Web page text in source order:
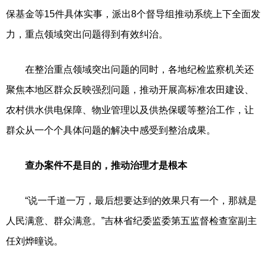
保基金等15件具体实事，派出8个督导组推动系统上下全面发
力，重点领域突出问题得到有效纠治。
在整治重点领域突出问题的同时，各地纪检监察机关还
聚焦本地区群众反映强烈问题，推动开展高标准农田建设、
农村供水供电保障、物业管理以及供热保暖等整治工作，让
群众从一个个具体问题的解决中感受到整治成果。
查办案件不是目的，推动治理才是根本
“说一千道一万，最后想要达到的效果只有一个，那就是
人民满意、群众满意。”吉林省纪委监委第五监督检查室副主
任刘烨曈说。